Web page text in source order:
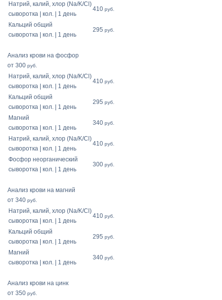
Натрий, калий, хлор (Na/K/Cl)
сыворотка | кол. | 1 день
410 руб.
Кальций общий
сыворотка | кол. | 1 день
295 руб.
Анализ крови на фосфор
от 300 руб.
Натрий, калий, хлор (Na/K/Cl)
сыворотка | кол. | 1 день
410 руб.
Кальций общий
сыворотка | кол. | 1 день
295 руб.
Магний
сыворотка | кол. | 1 день
340 руб.
Натрий, калий, хлор (Na/K/Cl)
сыворотка | кол. | 1 день
410 руб.
Фосфор неорганический
сыворотка | кол. | 1 день
300 руб.
Анализ крови на магний
от 340 руб.
Натрий, калий, хлор (Na/K/Cl)
сыворотка | кол. | 1 день
410 руб.
Кальций общий
сыворотка | кол. | 1 день
295 руб.
Магний
сыворотка | кол. | 1 день
340 руб.
Анализ крови на цинк
от 350 руб.